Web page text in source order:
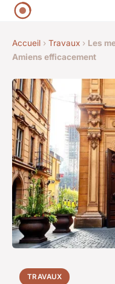
Accueil › Travaux › Les
Amiens efficacement
TRAVAUX